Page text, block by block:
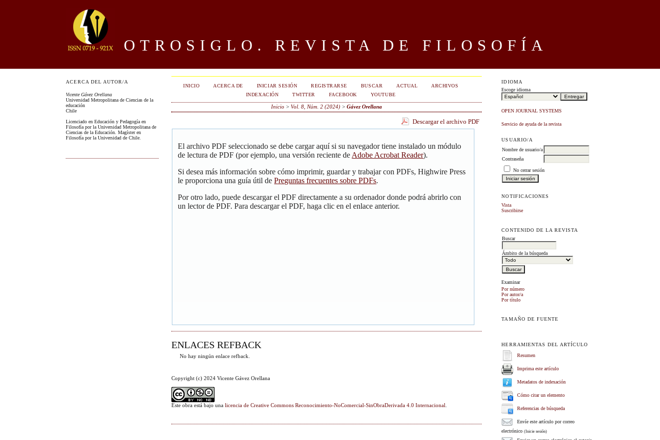
OTROSIGLO. REVISTA DE FILOSOFÍA
ACERCA DEL AUTOR/A
Vicente Gávez Orellana
Universidad Metropolitana de Ciencias de la
educación
Chile
Licenciado en Educación y Pedagogía en
Filosofía por la Universidad Metropolitana de
Ciencias de la Educación. Magíster en
Filosofía por la Universidad de Chile.
IDIOMA
Escoge idioma
OPEN JOURNAL SYSTEMS
Servicio de ayuda de la revista
USUARIO/A
Nombre de usuario/a
Contraseña
No cerrar sesión
NOTIFICACIONES
Vista
Suscribirse
CONTENIDO DE LA REVISTA
Buscar
Ámbito de la búsqueda
Examinar
Por número
Por autor/a
Por título
TAMAÑO DE FUENTE
HERRAMIENTAS DEL ARTÍCULO
Resumen
Imprima este artículo
Metadatos de indexación
Cómo citar un elemento
Referencias de búsqueda
Envíe este artículo por correo
electrónico(Inicie sesión)
INICIO ACERCA DE INICIAR SESIÓN REGISTRARSE BUSCAR ACTUAL
ARCHIVOS
INDEXACIÓN
TWITTER FACEBOOK YOUTUBE
Inicio >Vol. 8, Núm. 2 (2024) >Gávez Orellana
Descargar el archivo PDF
El archivo PDF seleccionado se debe cargar aquí si su navegador tiene instalado un módulo
de lectura de PDF (por ejemplo, una versión reciente de Adobe Acrobat Reader).
Si desea más información sobre cómo imprimir, guardar y trabajar con PDFs, Highwire Press
le proporciona una guía útil dePreguntas frecuentes sobre PDFs.
Por otro lado, puede descargar el PDF directamente a su ordenador donde podrá abrirlo con
un lector de PDF. Para descargar el PDF, haga clic en el enlace anterior.
ENLACES REFBACK
No hay ningún enlace refback.
Copyright (c) 2024 Vicente Gávez Orellana
Este obra está bajo unalicencia de Creative Commons Reconocimiento-NoComercial-SinObraDerivada 4.0 Internacional